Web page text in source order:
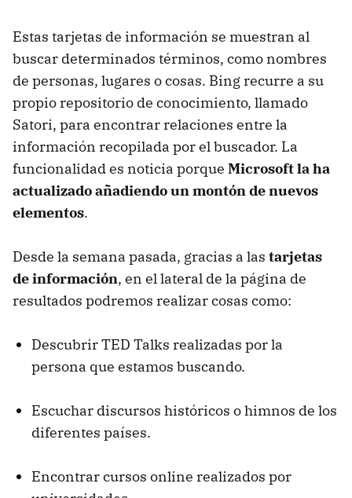
Estas tarjetas de información se muestran al
buscar determinados términos, como nombres
de personas, lugares o cosas. Bing recurre a su
propio repositorio de conocimiento, llamado
Satori, para encontrar relaciones entre la
información recopilada por el buscador. La
funcionalidad es noticia porque Microsoft la ha
actualizado añadiendo un montón de nuevos
elementos.
Desde la semana pasada, gracias a las tarjetas
de información, en el lateral de la página de
resultados podremos realizar cosas como:
Descubrir TED Talks realizadas por la
persona que estamos buscando.
Escuchar discursos históricos o himnos de los
diferentes países.
Encontrar cursos online realizados por